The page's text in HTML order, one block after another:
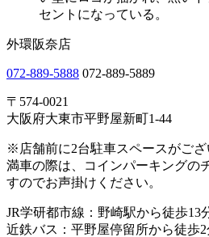
外環阪奈店
072-889-5888 072-889-5889
〒574-0021
大阪府大東市平野屋新町1-44
※店舗前に2台駐車スペースがござ
満車の際は、コインパーキングの
すのでお声掛けください。
JR学研都市線：野崎駅から徒歩13
近鉄バス：平野屋停留所から徒歩2